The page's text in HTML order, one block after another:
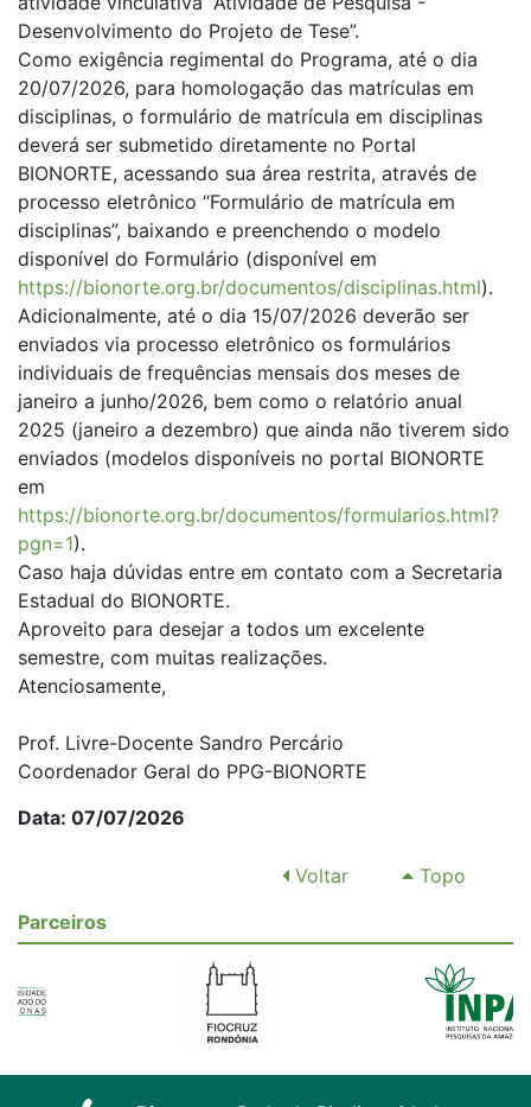
Desenvolvimento do Projeto de Tese”.
Como exigência regimental do Programa, até o dia
20/07/2026, para homologação das matrículas em
disciplinas, o formulário de matrícula em disciplinas
deverá ser submetido diretamente no Portal
BIONORTE, acessando sua área restrita, através de
processo eletrônico “Formulário de matrícula em
disciplinas”, baixando e preenchendo o modelo
disponível do Formulário (disponível em
https://bionorte.org.br/documentos/disciplinas.html).
Adicionalmente, até o dia 15/07/2026 deverão ser
enviados via processo eletrônico os formulários
individuais de frequências mensais dos meses de
janeiro a junho/2026, bem como o relatório anual
2025 (janeiro a dezembro) que ainda não tiverem sido
enviados (modelos disponíveis no portal BIONORTE
em
https://bionorte.org.br/documentos/formularios.html?
pgn=1).
Caso haja dúvidas entre em contato com a Secretaria
Estadual do BIONORTE.
Aproveito para desejar a todos um excelente
semestre, com muitas realizações.
Atenciosamente,
Prof. Livre-Docente Sandro Percário
Coordenador Geral do PPG-BIONORTE
Data: 07/07/2026
Voltar
Topo
Parceiros